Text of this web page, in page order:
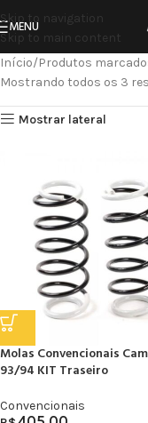
Skip to navigation
Skip to main content
MENU
Início Produtos
Mostrando todos os 3
Mostrar lateral
Molas Convencionais
93/94 KIT Traseiro
Convencionais